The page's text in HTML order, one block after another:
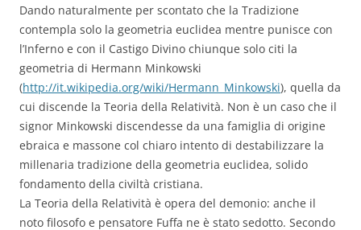
Dando naturalmente per scontato che la Tradizione
contempla solo la geometria euclidea mentre punisce con
l’Inferno e con il Castigo Divino chiunque solo citi la
geometria di Hermann Minkowski
(http://it.wikipedia.org/wiki/Hermann_Minkowski), quella da
cui discende la Teoria della Relatività. Non è un caso che il
signor Minkowski discendesse da una famiglia di origine
ebraica e massone col chiaro intento di destabilizzare la
millenaria tradizione della geometria euclidea, solido
fondamento della civiltà cristiana.
La Teoria della Relatività è opera del demonio: anche il
noto filosofo e pensatore Fuffa ne è stato sedotto. Secondo